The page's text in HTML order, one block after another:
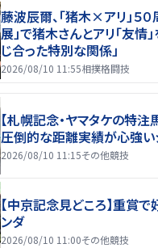
藤波辰爾、「猪木×アリ」５
展」で猪木さんとアリ「友情
じ合った特別な関係」
2026/08/10 11:55相撲格闘技
【札幌記念・ヤマタケの特
圧倒的な距離実績が心強い
2026/08/10 11:15その他競技
【中京記念見どころ】重賞
ンダ
2026/08/10 11:00その他競技